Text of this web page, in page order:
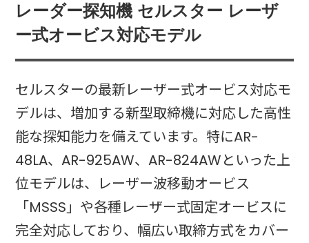
レーダー探知機 セルスター レーザ
ー式オービス対応モデル
セルスターの最新レーザー式オービス対応モ
デルは、増加する新型取締機に対応した高性
能な探知能力を備えています。特にAR-
48LA、AR-925AW、AR-824AWといった上
位モデルは、レーザー波移動オービス
「MSSS」や各種レーザー式固定オービスに
完全対応しており、幅広い取締方式をカバー